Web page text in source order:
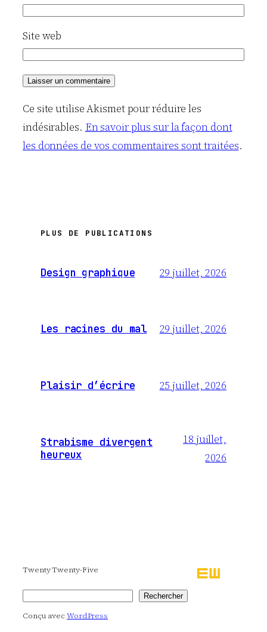
Site web
Ce site utilise Akismet pour réduire les
indésirables. En savoir plus sur la façon dont
les données de vos commentaires sont traitées.
PLUS DE PUBLICATIONS
Design graphique 29 juillet, 2026
Les racines du mal 29 juillet, 2026
Plaisir d’écrire 25 juillet, 2026
Strabisme divergent
heureux
18 juillet,
2026
Twenty Twenty-Five
Rechercher
Conçu avecWordPress